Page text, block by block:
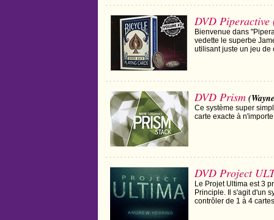
DVD Piperactive
Bienvenue dans
vedette le superbe
utilisant juste un jeu de
DVD Prism
Ce système super
carte exacte à
DVD Project
Le Projet Ultima est 3
Principle. Il s'agit d'un
contrôler de 1 à 4